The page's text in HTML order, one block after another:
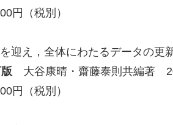
（税別）
え，全体にわたるデータの更新
大谷康晴・齋藤泰則共編著
（税別）